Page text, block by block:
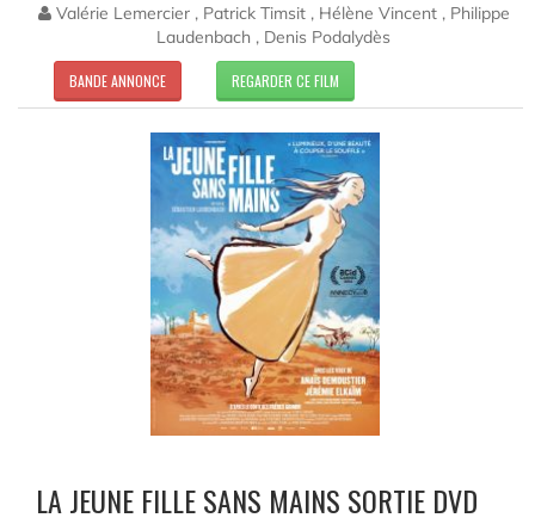
Valérie Lemercier , Patrick Timsit , Hélène Vincent , Philippe
Laudenbach , Denis Podalydès
BANDE ANNONCE REGARDER CE FILM
LA JEUNE FILLE SANS MAINS SORTIE DVD